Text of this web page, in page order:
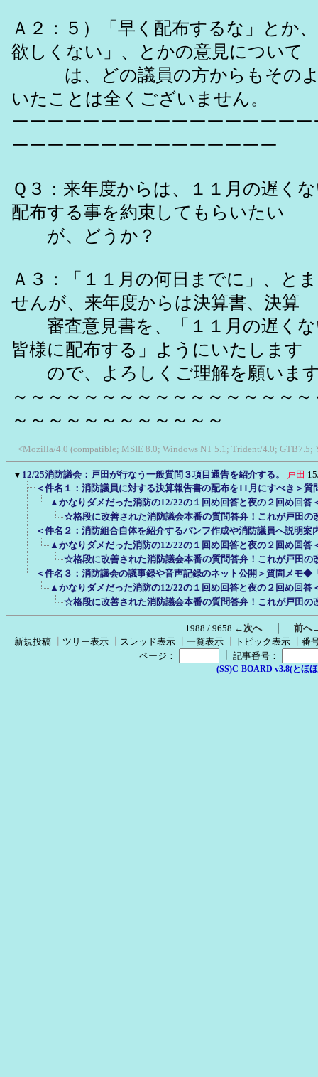
Ａ２：５）「早く配布するな」とか
欲しくない」、とかの意見について
は、どの議員の方からもそのよ
いたことは全くございません。
ーーーーーーーーーーーーーーーー
ーーーーーーーーーーーーーーー
Ｑ３：来年度からは、１１月の遅く
配布する事を約束してもらいたい
が、どうか？
Ａ３：「１１月の何日までに」、と
せんが、来年度からは決算書、決算
審査意見書を、「１１月の遅くな
皆様に配布する」ようにいたします
ので、よろしくご理解を願いま
～～～～～～～～～～～～～～～～
～～～～～～～～～～～～
<Mozilla/4.0 (compatible; MSIE 8.0; Windows NT 5.1; Trident/4.0; GTB7.5;
▼ 12/25消防議会：戸田が行なう一般質問３項目通告を紹介する。 戸田
＜件名１：消防議員に対する決算報告書の配布を11月にすべき＞質
▲かなりダメだった消防の12/22の１回め回答と夜の２回め回答
☆格段に改善された消防議会本番の質問答弁！これが戸田の
＜件名２：消防組合自体を紹介するパンフ作成や消防議員へ説明案
▲かなりダメだった消防の12/22の１回め回答と夜の２回め回答
☆格段に改善された消防議会本番の質問答弁！これが戸田の
＜件名３：消防議会の議事録や音声記録のネット公開＞質問メモ◆
▲かなりダメだった消防の12/22の１回め回答と夜の２回め回答
☆格段に改善された消防議会本番の質問答弁！これが戸田の
1988 / 9658 ←次へ｜ 前へ
新規投稿
ツリー表示 スレッド表示 一覧表示 トピック表示
番
ページ：
記事番号：
(SS)C-BOARD v3.8(とほ